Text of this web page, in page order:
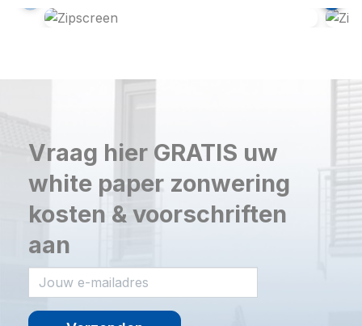
Vraag hier GRATIS uw
white paper zonwering
kosten & voorschriften
aan